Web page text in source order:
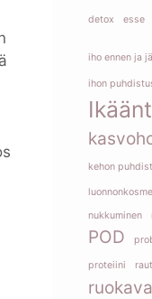
detox esse
iho ennen ja
ihon
kehon
nukkuminen
POD
proteiini